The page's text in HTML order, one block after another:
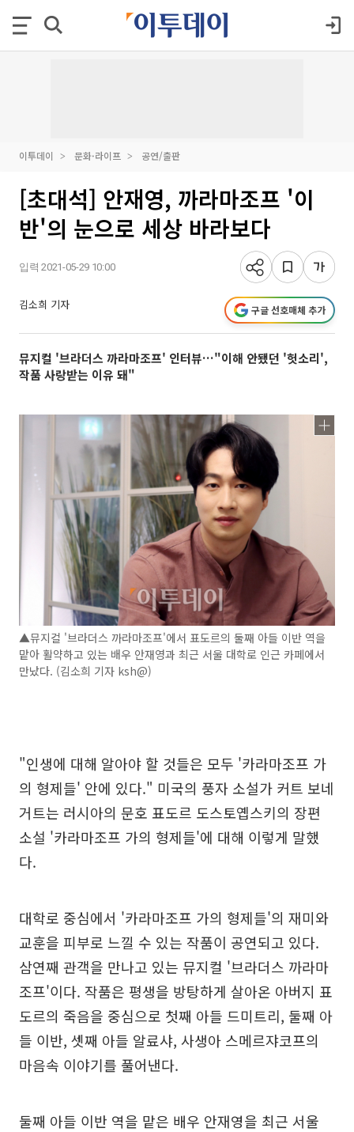
이투데이 문화·라이프 공연/출판
[초대석] 안재영, 까라마조프 '이
반'의 눈으로 세상 바라보다
입력 2021-05-29 10:00
김소희 기자 구글 선호매체 추가
뮤지컬 '브라더스 까라마조프' 인터뷰…"이해 안됐던 '헛소리',
작품 사랑받는 이유 돼"
▲뮤지컬 '브라더스 까라마조프'에서 표도르의 둘째 아들 이반 역을
맡아 활약하고 있는 배우 안재영과 최근 서울 대학로 인근 카페에서
만났다. (김소희 기자 ksh@)
"인생에 대해 알아야 할 것들은 모두 '카라마조프 가
의 형제들' 안에 있다." 미국의 풍자 소설가 커트 보네
거트는 러시아의 문호 표도르 도스토옙스키의 장편
소설 '카라마조프 가의 형제들'에 대해 이렇게 말했
다.
대학로 중심에서 '카라마조프 가의 형제들'의 재미와
교훈을 피부로 느낄 수 있는 작품이 공연되고 있다.
삼연째 관객을 만나고 있는 뮤지컬 '브라더스 까라마
조프'이다. 작품은 평생을 방탕하게 살아온 아버지 표
도르의 죽음을 중심으로 첫째 아들 드미트리, 둘째 아
들 이반, 셋째 아들 알료샤, 사생아 스메르쟈코프의
마음속 이야기를 풀어낸다.
둘째 아들 이반 역을 맡은 배우 안재영을 최근 서울